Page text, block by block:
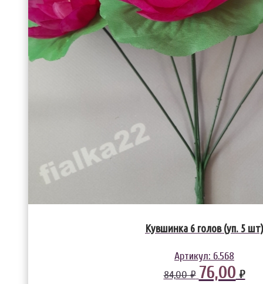
Кувшинка 6 голов (уп. 5 шт)
Артикул: 6.568
84,00 ₽ 76,00 ₽